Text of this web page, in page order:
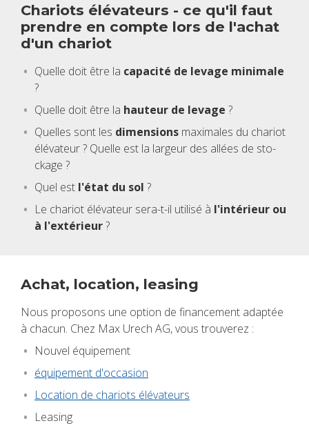
Cha­riots élé­va­teurs - ce qu'il faut
prendre en compte lors de l'achat
d'un cha­riot
Quelle doit être la capa­cité de levage mini­male
?
Quelle doit être la hau­teur de levage ?
Quelles sont les dimen­sions maxi­males du cha­riot
élé­va­teur ? Quelle est la lar­geur des allées de sto­
ckage ?
Quel est l'état du sol ?
Le cha­riot élé­va­teur sera-t-il uti­lisé à l'in­té­rieur ou
à l'ex­té­rieur?
Achat, loca­tion, lea­sing
Nous pro­po­sons une option de finan­ce­ment adap­tée
à cha­cun. Chez Max Urech AG, vous trou­ve­rez :
Nou­vel équi­pe­ment
équi­pe­ment d'oc­ca­sion
Loca­tion de cha­riots élé­va­teurs
Lea­sing